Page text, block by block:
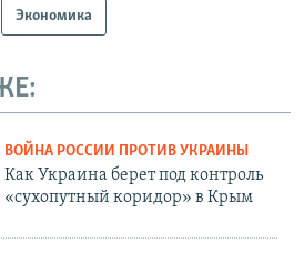
Экономика
ВОЙНА РОССИИ ПРОТИВ УКРАИНЫ
Как Украина берет под контроль
«сухопутный коридор» в Крым